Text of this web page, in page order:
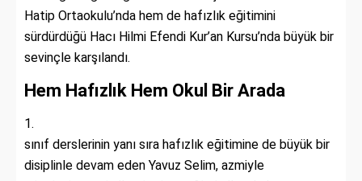
Hatip Ortaokulu’nda hem de hafızlık eğitimini
sürdürdüğü Hacı Hilmi Efendi Kur’an Kursu’nda büyük bir
sevinçle karşılandı.
Hem Hafızlık Hem Okul Bir Arada
sınıf derslerinin yanı sıra hafızlık eğitimine de büyük bir
disiplinle devam eden Yavuz Selim, azmiyle